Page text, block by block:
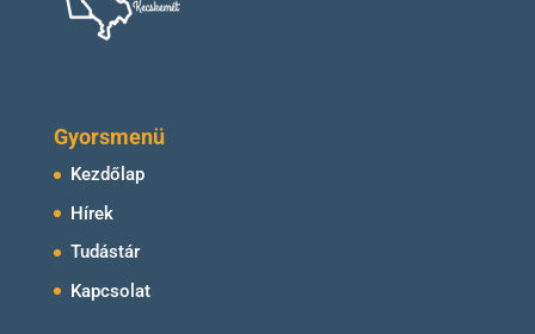
Gyorsmenü
Kezdőlap
Hírek
Tudástár
Kapcsolat